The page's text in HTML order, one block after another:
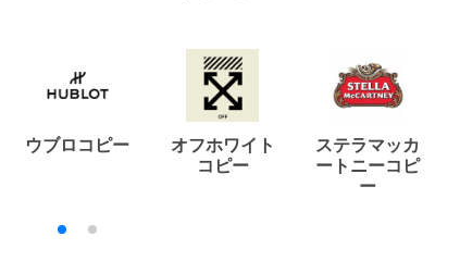
ウブロコピー
オフホワイト
コピー
ステラマッカ
ートニーコピ
ー